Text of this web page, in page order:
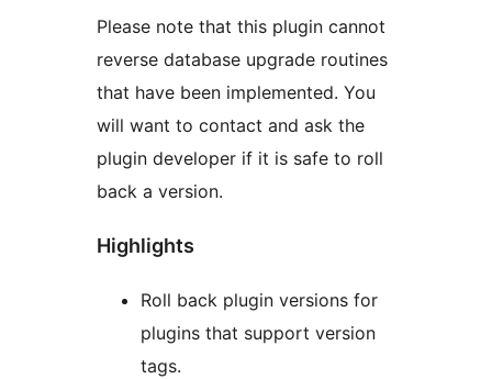
Please note that this plugin cannot
reverse database upgrade routines
that have been implemented. You
will want to contact and ask the
plugin developer if it is safe to roll
back a version.
Highlights
Roll back plugin versions for
plugins that support version
tags.